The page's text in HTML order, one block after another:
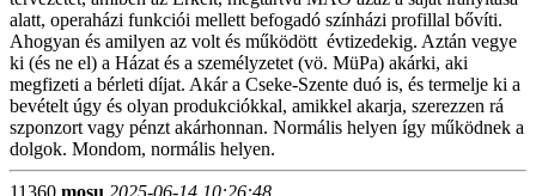
alatt, operaházi funkciói mellett befogadó színházi profillal bővíti.
Ahogyan és amilyen az volt és működött évtizedekig. Aztán vegye
ki (és ne el) a Házat és a személyzetet (vö. MüPa) akárki, aki
megfizeti a bérleti díjat. Akár a Cseke-Szente duó is, és termelje ki a
bevételt úgy és olyan produkciókkal, amikkel akarja, szerezzen rá
szponzort vagy pénzt akárhonnan. Normális helyen így működnek a
dolgok. Mondom, normális helyen.
11360 mosu 2025-06-14 10:26:48